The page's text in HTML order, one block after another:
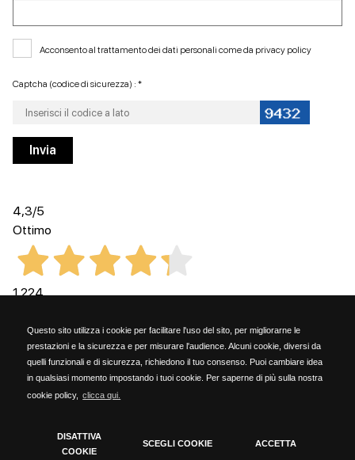
Questo sito utilizza i cookie per facilitare l'uso del sito, per migliorarne le
prestazioni e la sicurezza e per misurare l'audience. Alcuni cookie, diversi da
quelli funzionali e di sicurezza, richiedono il tuo consenso. Puoi cambiare idea
in qualsiasi momento impostando i tuoi cookie. Per saperne di più sulla nostra
cookie policy,
clicca qui.
DISATTIVA
COOKIE
SCEGLI COOKIE ACCETTA
Acconsento al trattamento dei dati personali come da privacy policy
Captcha (codice di sicurezza) : *
4,3/5
Ottimo
1.224